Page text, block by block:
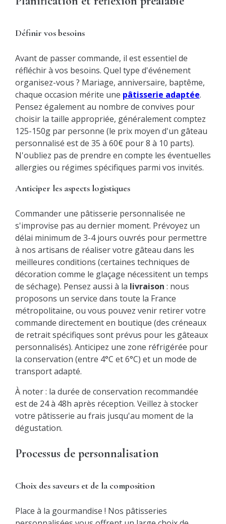
Définir vos besoins
Avant de passer commande, il est essentiel de
réfléchir à vos besoins. Quel type d'événement
organisez-vous ? Mariage, anniversaire, baptême,
chaque occasion mérite une pâtisserie adaptée.
Pensez également au nombre de convives pour
choisir la taille appropriée, généralement comptez
125-150g par personne (le prix moyen d'un gâteau
personnalisé est de 35 à 60€ pour 8 à 10 parts).
N'oubliez pas de prendre en compte les éventuelles
allergies ou régimes spécifiques parmi vos invités.
Anticiper les aspects logistiques
Commander une pâtisserie personnalisée ne
s'improvise pas au dernier moment. Prévoyez un
délai minimum de 3-4 jours ouvrés pour permettre
à nos artisans de réaliser votre gâteau dans les
meilleures conditions (certaines techniques de
décoration comme le glaçage nécessitent un temps
de séchage). Pensez aussi à la livraison : nous
proposons un service dans toute la France
métropolitaine, ou vous pouvez venir retirer votre
commande directement en boutique (des créneaux
de retrait spécifiques sont prévus pour les gâteaux
personnalisés). Anticipez une zone réfrigérée pour
la conservation (entre 4°C et 6°C) et un mode de
transport adapté.
À noter : la durée de conservation recommandée
est de 24 à 48h après réception. Veillez à stocker
votre pâtisserie au frais jusqu'au moment de la
dégustation.
Processus de personnalisation
Choix des saveurs et de la composition
Place à la gourmandise ! Nos pâtisseries